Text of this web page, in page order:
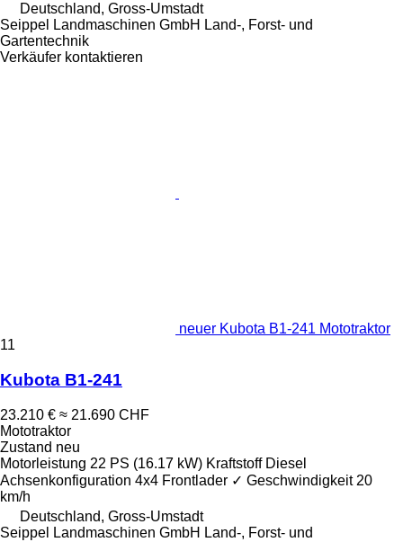
Deutschland, Gross-Umstadt
Seippel Landmaschinen GmbH Land-, Forst- und
Gartentechnik
Verkäufer kontaktieren
neuer Kubota B1-241 Mototraktor
11
Kubota B1-241
23.210 € ≈ 21.690 CHF
Mototraktor
Zustand neu
Motorleistung 22 PS (16.17 kW) Kraftstoff Diesel
Achsenkonfiguration 4x4 Frontlader ✓ Geschwindigkeit 20
km/h
Deutschland, Gross-Umstadt
Seippel Landmaschinen GmbH Land-, Forst- und